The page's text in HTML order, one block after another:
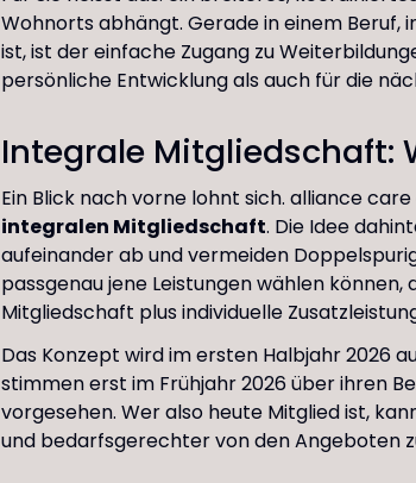
Wohnorts abhängt. Gerade in einem
ist, ist der einfache Zugang zu
persönliche Entwicklung als auch für die
Integrale Mitgliedschaft:
Ein Blick nach vorne lohnt sich. alliance
integralen Mitgliedschaft. Die Idee
aufeinander ab und vermeiden
passgenau jene Leistungen wählen können,
Mitgliedschaft plus individuelle
Das Konzept wird im ersten Halbjahr 2026
stimmen erst im Frühjahr 2026 über ihren
vorgesehen. Wer also heute Mitglied ist,
und bedarfsgerechter von den Angeboten